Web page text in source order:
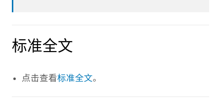
标准全文
点击查看标准全文。